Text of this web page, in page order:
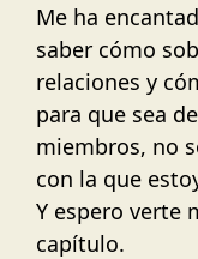
Me ha
saber cómo
relaciones y
para que sea
miembros, no
con la que
Y espero verte
capítulo.